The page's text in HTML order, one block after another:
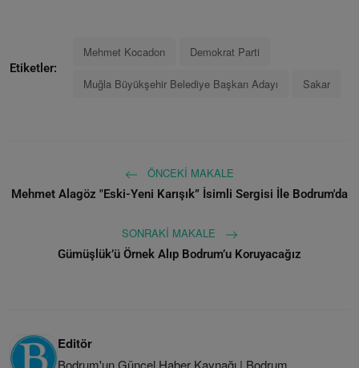
Etiketler:
Mehmet Kocadon Demokrat Parti
Muğla Büyükşehir Belediye Başkan Adayı Sakar
ÖNCEKI MAKALE
Mehmet Alagöz "Eski-Yeni Karışık” İsimli Sergisi İle Bodrum'da
SONRAKI MAKALE
Gümüşlük’ü Örnek Alıp Bodrum’u Koruyacağız
Editör
Bodrum'un Güncel Haber Kaynağı | Bodrum